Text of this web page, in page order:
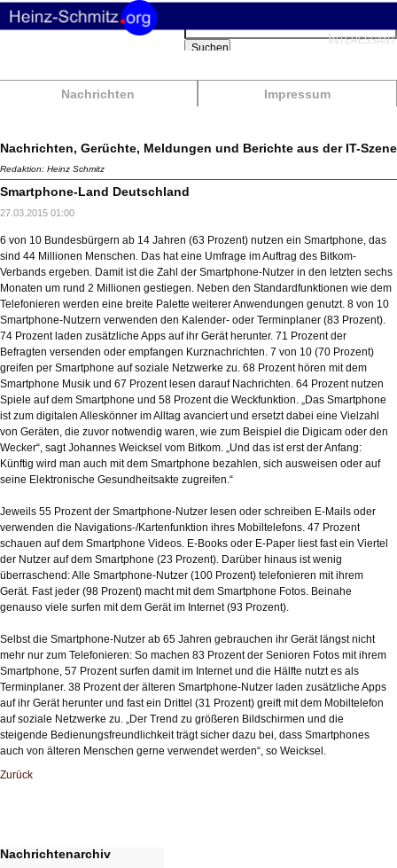
Nachrichten Impressum
Suchbegriffe
Suchen
Nachrichten, Gerüchte, Meldungen und Berichte aus der IT-Szene
Redaktion: Heinz Schmitz
Smartphone-Land Deutschland
27.03.2015 01:00
6 von 10 Bundesbürgern ab 14 Jahren (63 Prozent) nutzen ein Smartphone, das
sind 44 Millionen Menschen. Das hat eine Umfrage im Auftrag des Bitkom-
Verbands ergeben. Damit ist die Zahl der Smartphone-Nutzer in den letzten sechs
Monaten um rund 2 Millionen gestiegen. Neben den Standardfunktionen wie dem
Telefonieren werden eine breite Palette weiterer Anwendungen genutzt. 8 von 10
Smartphone-Nutzern verwenden den Kalender- oder Terminplaner (83 Prozent).
74 Prozent laden zusätzliche Apps auf ihr Gerät herunter. 71 Prozent der
Befragten versenden oder empfangen Kurznachrichten. 7 von 10 (70 Prozent)
greifen per Smartphone auf soziale Netzwerke zu. 68 Prozent hören mit dem
Smartphone Musik und 67 Prozent lesen darauf Nachrichten. 64 Prozent nutzen
Spiele auf dem Smartphone und 58 Prozent die Weckfunktion. „Das Smartphone
ist zum digitalen Alleskönner im Alltag avanciert und ersetzt dabei eine Vielzahl
von Geräten, die zuvor notwendig waren, wie zum Beispiel die Digicam oder den
Wecker“, sagt Johannes Weicksel vom Bitkom. „Und das ist erst der Anfang:
Künftig wird man auch mit dem Smartphone bezahlen, sich ausweisen oder auf
seine Elektronische Gesundheitsakte zugreifen.“
Jeweils 55 Prozent der Smartphone-Nutzer lesen oder schreiben E-Mails oder
verwenden die Navigations-/Kartenfunktion ihres Mobiltelefons. 47 Prozent
schauen auf dem Smartphone Videos. E-Books oder E-Paper liest fast ein Viertel
der Nutzer auf dem Smartphone (23 Prozent). Darüber hinaus ist wenig
überraschend: Alle Smartphone-Nutzer (100 Prozent) telefonieren mit ihrem
Gerät. Fast jeder (98 Prozent) macht mit dem Smartphone Fotos. Beinahe
genauso viele surfen mit dem Gerät im Internet (93 Prozent).
Selbst die Smartphone-Nutzer ab 65 Jahren gebrauchen ihr Gerät längst nicht
mehr nur zum Telefonieren: So machen 83 Prozent der Senioren Fotos mit ihrem
Smartphone, 57 Prozent surfen damit im Internet und die Hälfte nutzt es als
Terminplaner. 38 Prozent der älteren Smartphone-Nutzer laden zusätzliche Apps
auf ihr Gerät herunter und fast ein Drittel (31 Prozent) greift mit dem Mobiltelefon
auf soziale Netzwerke zu. „Der Trend zu größeren Bildschirmen und die
steigende Bedienungsfreundlichkeit trägt sicher dazu bei, dass Smartphones
auch von älteren Menschen gerne verwendet werden“, so Weicksel.
Zurück
Nachrichtenarchiv